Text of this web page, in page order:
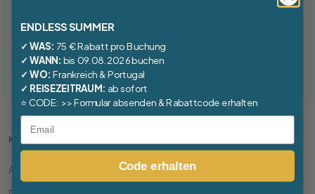
KUNDENSERVICE
ARB
Pauschalreiserichtlinie
ENDLESS SUMMER
✓ WAS: 75 € Rabatt pro Buchung
✓ WANN: bis 09.08.2026 buchen
✓ WO: Frankreich &Portugal
✓ REISEZEITRAUM: ab sofort
⭐ CODE: >> Formular absenden & Rabattcode erhalten
Email
Code erhalten